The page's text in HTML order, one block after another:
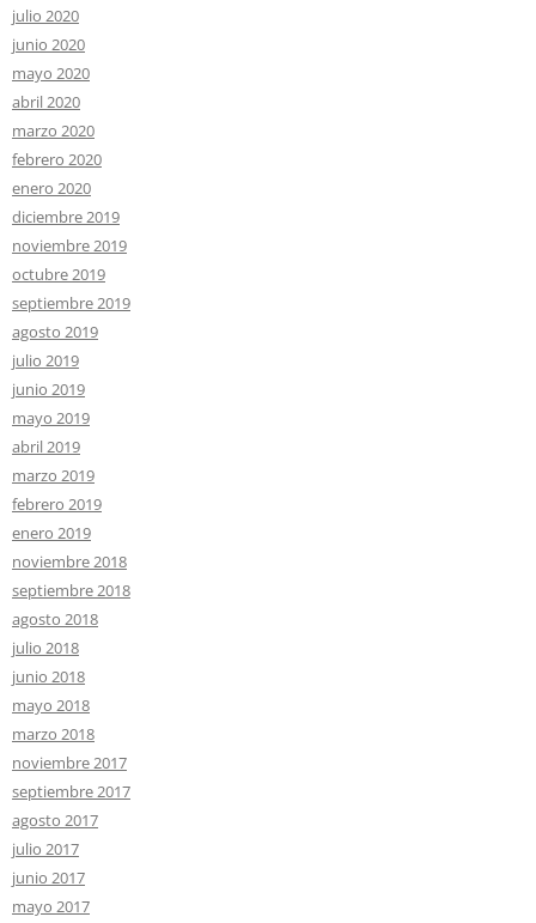
julio 2020
junio 2020
mayo 2020
abril 2020
marzo 2020
febrero 2020
enero 2020
diciembre 2019
noviembre 2019
octubre 2019
septiembre 2019
agosto 2019
julio 2019
junio 2019
mayo 2019
abril 2019
marzo 2019
febrero 2019
enero 2019
noviembre 2018
septiembre 2018
agosto 2018
julio 2018
junio 2018
mayo 2018
marzo 2018
noviembre 2017
septiembre 2017
agosto 2017
julio 2017
junio 2017
mayo 2017